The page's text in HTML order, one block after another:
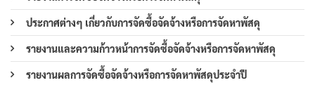
ประกาศต่างๆ เกี่ยวกับการจัดซื้อจัดจ้างหรือการจัดหาพัสดุ
รายงานและความก้าวหน้าการจัดซื้อจัดจ้างหรือการจัดหาพัสดุ
รายงานผลการจัดซื้อจัดจ้างหรือการจัดหาพัสดุประจำปี